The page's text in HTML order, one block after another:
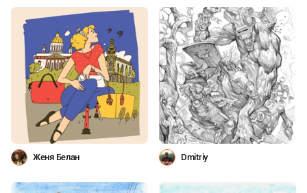
Женя Белан Dmitriy